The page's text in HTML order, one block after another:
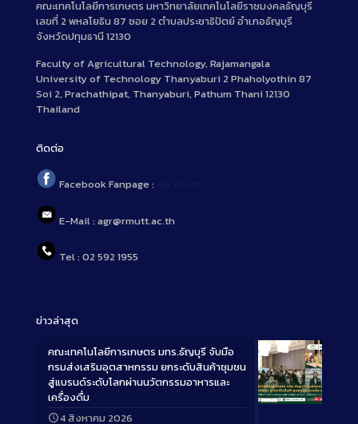
คณะเทคโนโลยีการเกษตร มหาวิทยาลัยเทคโนโลยีราชมงคลธัญบุรี
เลขที่ 2 พหลโยธิน 87 ซอย 2 ตำบลประชาธิปัตย์ อำเภอธัญบุรี
จังหวัดปทุมธานี 12130
Faculty of Agricultural Technology, Rajamangala
University of Technology Thanyaburi 2 Phaholyothin 87
Soi 2, Prachathipat, Thanyaburi, Pathum Thani 12130
Thailand
ติดต่อ
Facebook Fanpage :
E-Mail : agr@rmutt.ac.th
Tel : 02 592 1955
ข่าวล่าสุด
Long
คณะเทคโนโลยีการเกษตร มทร.ธัญบุรี จับมือ
กรมส่งเสริมอุตสาหกรรม ยกระดับสินค้าชุมชน
สู่แบรนด์ระดับโลกผ่านนวัตกรรมอาหารและ
เครื่องดื่ม
4 สิงหาคม 2026